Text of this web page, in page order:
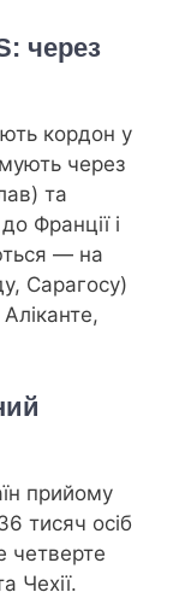
через
кордон у
через
та
Франції і
— на
Сарагосу)
прийому
тисяч осіб
четверте
Чехії.